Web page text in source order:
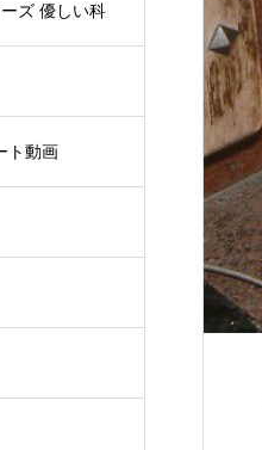
ズ 優しい科
ト動画